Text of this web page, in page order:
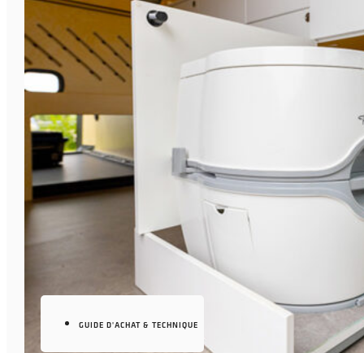
GUIDE D'ACHAT & TECHNIQUE